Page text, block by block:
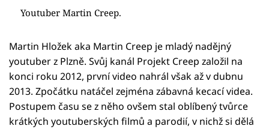
Youtuber Martin Creep.
Martin Hložek aka Martin Creep je mladý nadějný
youtuber z Plzně. Svůj kanál Projekt Creep založil na
konci roku 2012, první video nahrál však až v dubnu
2013. Zpočátku natáčel zejména zábavná kecací videa.
Postupem času se z něho ovšem stal oblíbený tvůrce
krátkých youtuberských filmů a parodií, v nichž si dělá